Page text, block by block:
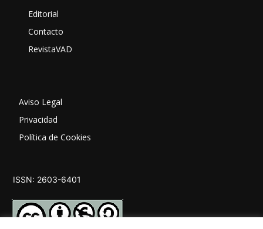
Editorial
Contacto
RevistaVAD
Aviso Legal
Privacidad
Política de Cookies
ISSN: 2603-6401